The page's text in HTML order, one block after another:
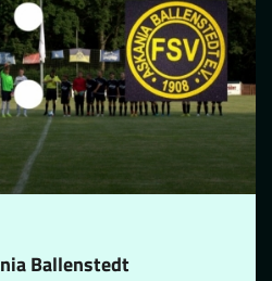
Ballenstedt